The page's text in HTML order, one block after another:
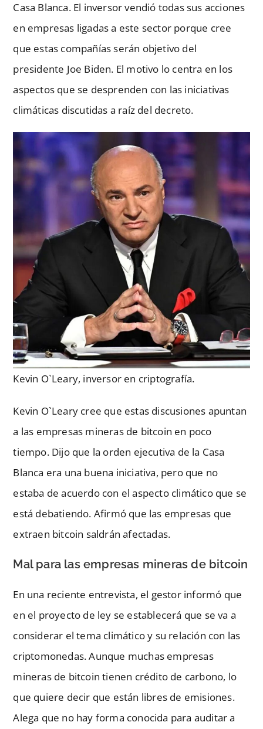
Casa Blanca. El inversor vendió todas sus acciones
en empresas ligadas a este sector porque cree
que estas compañías serán objetivo del
presidente Joe Biden. El motivo lo centra en los
aspectos que se desprenden con las iniciativas
climáticas discutidas a raíz del decreto.
Kevin O`Leary, inversor en criptografía.
Kevin O`Leary cree que estas discusiones apuntan
a las empresas mineras de bitcoin en poco
tiempo. Dijo que la orden ejecutiva de la Casa
Blanca era una buena iniciativa, pero que no
estaba de acuerdo con el aspecto climático que se
está debatiendo. Afirmó que las empresas que
extraen bitcoin saldrán afectadas.
Mal para las empresas mineras de bitcoin
En una reciente entrevista, el gestor informó que
en el proyecto de ley se establecerá que se va a
considerar el tema climático y su relación con las
criptomonedas. Aunque muchas empresas
mineras de bitcoin tienen crédito de carbono, lo
que quiere decir que están libres de emisiones.
Alega que no hay forma conocida para auditar a